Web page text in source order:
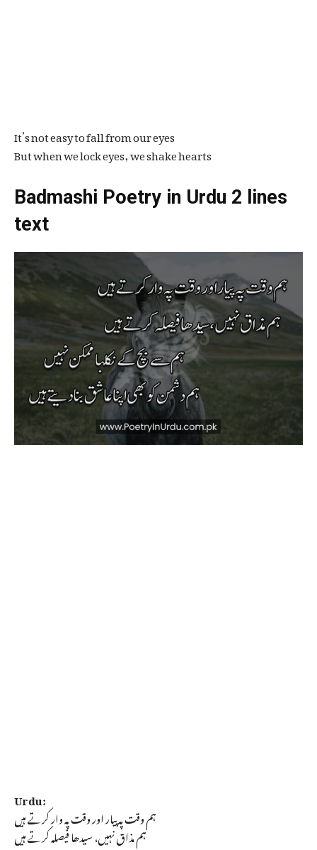
It’s not easy to fall from our eyes
But when we lock eyes, we shake hearts
Badmashi Poetry in Urdu 2 lines
text
Urdu:
ہم وقت پہ پیار اور وقت پہ وار کرتے ہیں
ہم مذاق نہیں، سیدھا فیصلہ کرتے ہیں